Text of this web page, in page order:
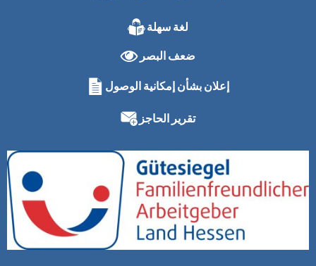
لغة سهلة
ضعف البصر
إعلان بشأن إمكانية الوصول
تقرير الحاجز